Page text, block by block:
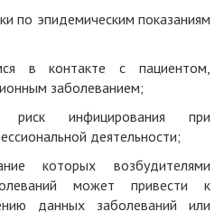
по эпидемическим показаниям
в контакте с пациентом,
заболеванием;
инфицирования при
деятельности;
которых возбудителями
может привести к
данных заболеваний или